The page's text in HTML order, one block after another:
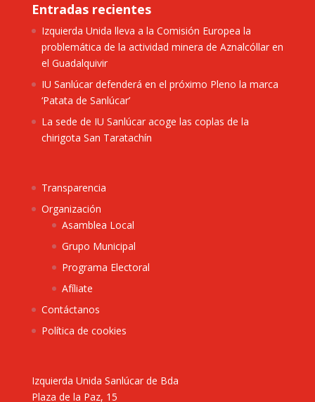
Entradas recientes
Izquierda Unida lleva a la Comisión Europea la
problemática de la actividad minera de Aznalcóllar en
el Guadalquivir
IU Sanlúcar defenderá en el próximo Pleno la marca
‘Patata de Sanlúcar’
La sede de IU Sanlúcar acoge las coplas de la
chirigota San Taratachín
Transparencia
Organización
Asamblea Local
Grupo Municipal
Programa Electoral
Afíliate
Contáctanos
Política de cookies
Izquierda Unida Sanlúcar de Bda
Plaza de la Paz, 15